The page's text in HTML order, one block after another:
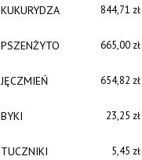
KUKURYDZA 844,71 zł
PSZENŻYTO 665,00 zł
JĘCZMIEŃ 654,82 zł
BYKI 23,25 zł
TUCZNIKI 5,45 zł